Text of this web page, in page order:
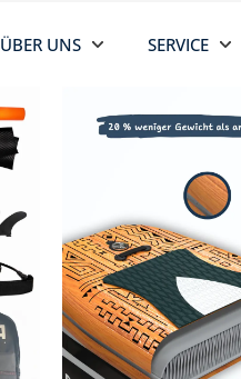
ÜBER UNS SERVICE